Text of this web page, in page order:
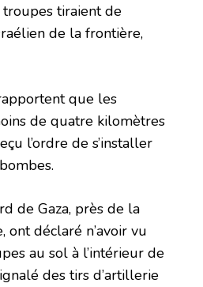
tiraient de
de la frontière,
que les
de quatre kilomètres
l’ordre de s’installer
de Gaza, près de la
ont déclaré n’avoir vu
au sol à l’intérieur de
des tirs d’artillerie